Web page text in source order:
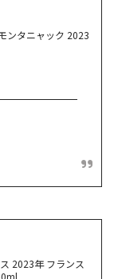
ンタニャック 2023
2023年 フランス